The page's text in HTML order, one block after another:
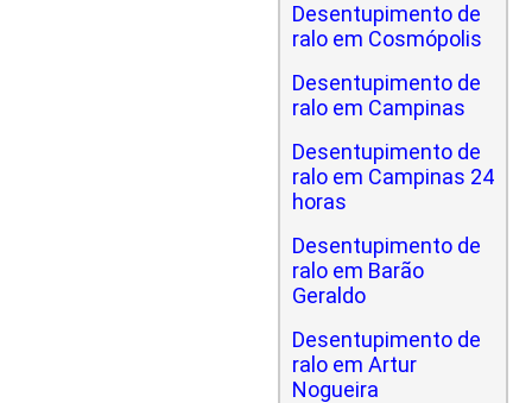
Desentupimento de
ralo em Cosmópolis
Desentupimento de
ralo em Campinas
Desentupimento de
ralo em Campinas 24
horas
Desentupimento de
ralo em Barão
Geraldo
Desentupimento de
ralo em Artur
Nogueira